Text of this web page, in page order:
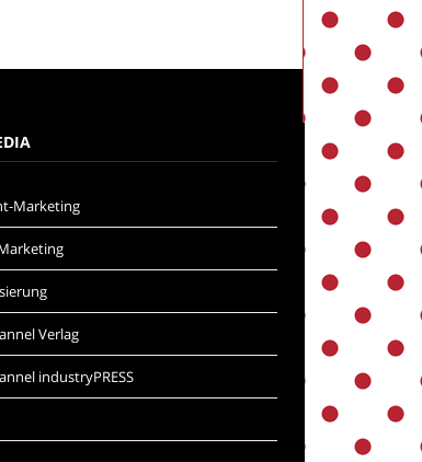
Marketing
Verlag
industryPRESS